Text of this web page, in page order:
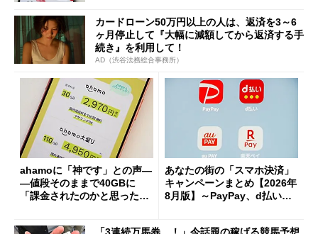
カードローン50万円以上の人は、返済を3～6
ヶ月停止して『大幅に減額してから返済する手
続き』を利用して！
AD（渋谷法務総合事務所）
ahamoに「神です」との声―
―値段そのままで40GBに
「課金されたのかと思った」
あなたの街の「スマホ決済」
キャンペーンまとめ【2026年
8月版】～PayPay、d払い、a